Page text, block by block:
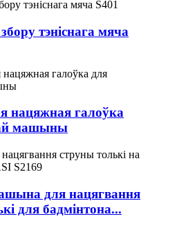
тэніснага мяча
нацяжная галоўка
машыны
для нацягвання
для бадмінтона...